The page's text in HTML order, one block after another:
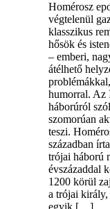
Homérosz
végtelenül
klasszikus
hősök és
– emberi,
átélhető
humorral. Az
háborúról
szomorúan
teszi.
században
trójai háború
évszázaddal
1200 körül
a trójai király,